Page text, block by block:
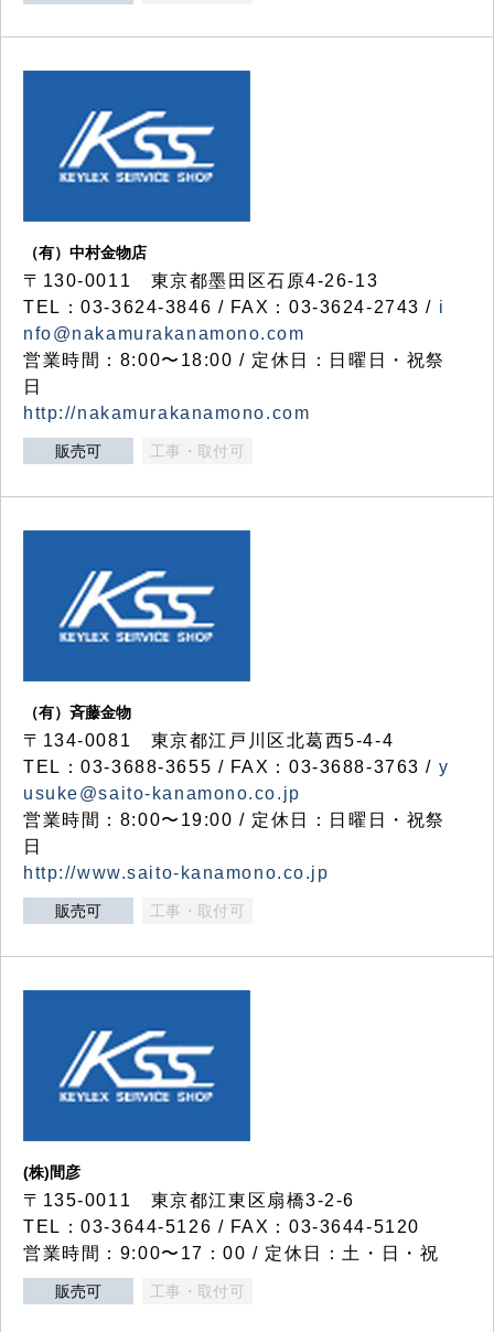
（有）中村金物店
〒130-0011 東京都墨田区石原4-26-13
TEL：03-3624-3846 / FAX：03-3624-2743 / i
nfo@nakamurakanamono.com
営業時間：8:00〜18:00 / 定休日：日曜日・祝祭
日
http://nakamurakanamono.com
販売可 工事・取付可
（有）斉藤金物
〒134-0081 東京都江戸川区北葛西5-4-4
TEL：03-3688-3655 / FAX：03-3688-3763 / y
usuke@saito-kanamono.co.jp
営業時間：8:00〜19:00 / 定休日：日曜日・祝祭
日
http://www.saito-kanamono.co.jp
販売可 工事・取付可
(株)間彦
〒135-0011 東京都江東区扇橋3-2-6
TEL：03-3644-5126 / FAX：03-3644-5120
営業時間：9:00〜17：00 / 定休日：土・日・祝
販売可 工事・取付可